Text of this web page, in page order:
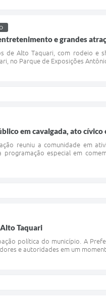
e grandes
de Alto Taquari, com rodeio e
no Parque de Exposições
em cavalgada, ato cívico
reuniu a comunidade em
especial em
Taquari
política do município. A
e autoridades em um